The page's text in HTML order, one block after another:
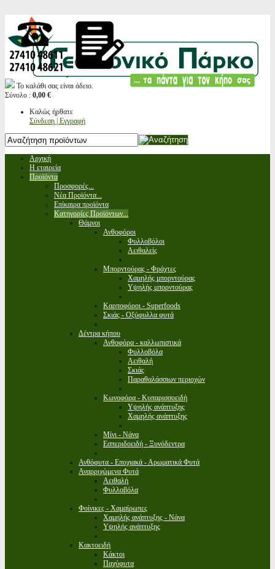
Το καλάθι σας είναι άδειο.
Σύνολο : 0,00 €
Καλώς ήρθατε
Σύνδεση | Εγγραφή
Αρχική
Η εταιρεία
Προϊόντα
Προσφορές...
Νέα Προϊόντα...
Επίκαιρα προϊόντα
Κατηγορίες Προϊόντων...
Θάμνοι
Ανθοφόροι
Φυλλοβόλοι
Αειθαλείς
Μπορντούρας - Φράχτες
Χαμηλής μπορντούρας
Υψηλής μπορντούρας
Καρποφόροι - Superfoods
Σκιάς - Οξύφυλλα φυτά
Δέντρα κήπου
Ανθοφόρα - καλλωπιστικά
Φυλλοβόλα
Αειθαλή
Σκιάς
Παραθαλάσσιων περιοχών
Κωνοφόρα - Κυπαρισσοειδή
Υψηλής ανάπτυξης
Χαμηλής ανάπτυξης
Μίνι - Νάνα
Εσπεριδοειδή - Ξυνόδεντρα
Ανθόφυτα - Εποχιακά - Αρωματικά Φυτά
Αναρριχώμενα Φυτά
Αειθαλή
Φυλλοβόλα
Φοίνικες - Χαμαίρωπες
Χαμηλής ανάπτυξης - Νάνα
Υψηλής ανάπτυξης
Κακτοειδή
Κάκτοι
Παχύφυτα